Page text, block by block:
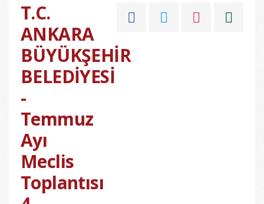
T.C.
ANKARA
BÜYÜKŞEHİR
BELEDİYESİ
-
Temmuz
Ayı
Meclis
Toplantısı